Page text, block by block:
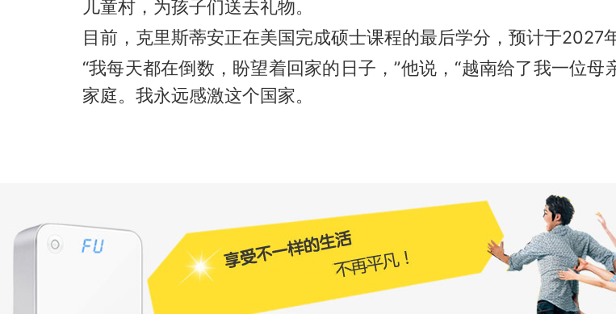
儿童村，为孩子们送去礼物。
目前，克里斯蒂安正在美国完成硕士课程的最后学分，预计于2027
“我每天都在倒数，盼望着回家的日子，”他说，“越南给了我一位母
家庭。我永远感激这个国家。